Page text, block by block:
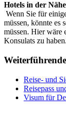
Hotels in der
Wenn Sie für
müssen, könnte es
müssen. Hier wäre
Konsulats zu haben.
Reise- und
Reisepass
Visum für